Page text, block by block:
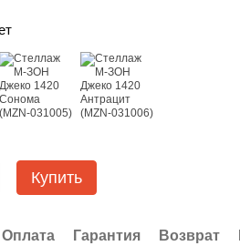
Купить
Оплата Гарантия Возврат